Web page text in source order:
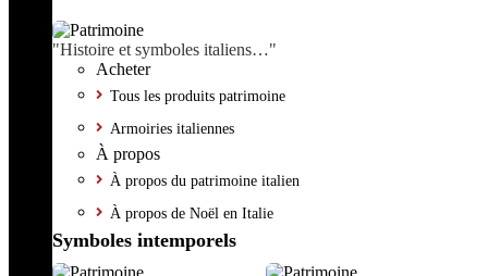
"Histoire et symboles italiens…"
Acheter
Tous les produits patrimoine
Armoiries italiennes
À propos
À propos du patrimoine italien
À propos de Noël en Italie
Symboles intemporels